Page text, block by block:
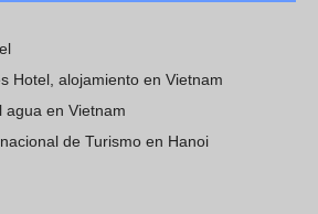
Hotel, alojamiento en Vietnam
agua en Vietnam
de Turismo en Hanoi